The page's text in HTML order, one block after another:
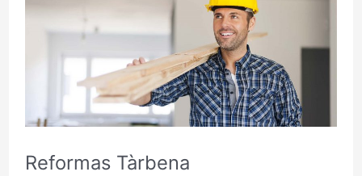
Reformas Tàrbena
Tàrbena